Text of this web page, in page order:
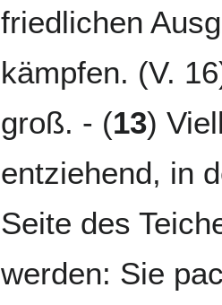
friedlichen
kämpfen. (V.
groß. - (13)
entziehend, in
Seite des
werden: Sie